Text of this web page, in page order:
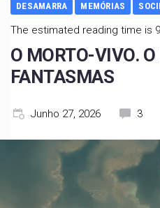
DESAMARRA MEMÓRIAS
The estimated reading time is
O MORTO-VIVO.
FANTASMAS
Junho 27, 2026 3